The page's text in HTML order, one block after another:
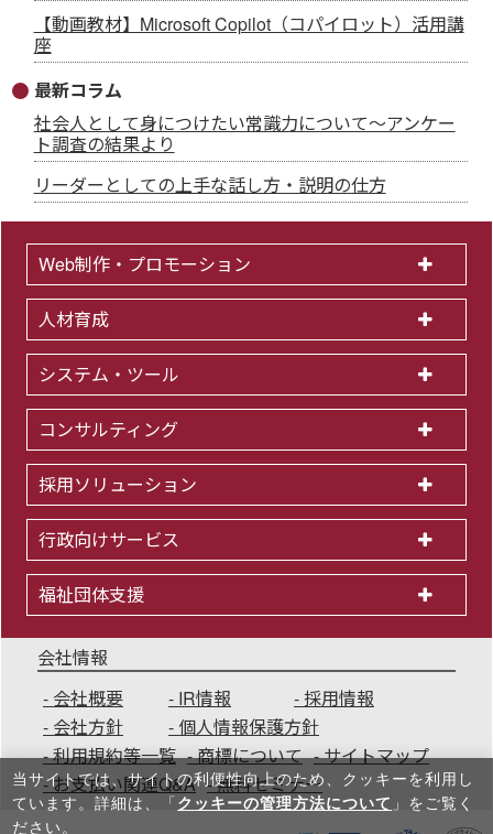
【動画教材】Microsoft Copilot（コパイロット）活用講
座
最新コラム
社会人として身につけたい常識力について～アンケー
ト調査の結果より
リーダーとしての上手な話し方・説明の仕方
Web制作・プロモーション
人材育成
システム・ツール
コンサルティング
採用ソリューション
行政向けサービス
福祉団体支援
会社情報
会社概要
IR情報
採用情報
会社方針
個人情報保護方針
利用規約等一覧
商標について
サイトマップ
お支払い関連Q&A
無料セミナー
当サイトでは、サイトの利便性向上のため、クッキーを利⽤し
ています。詳細は、「 クッキーの管理方法について 」をご覧く
ださい。